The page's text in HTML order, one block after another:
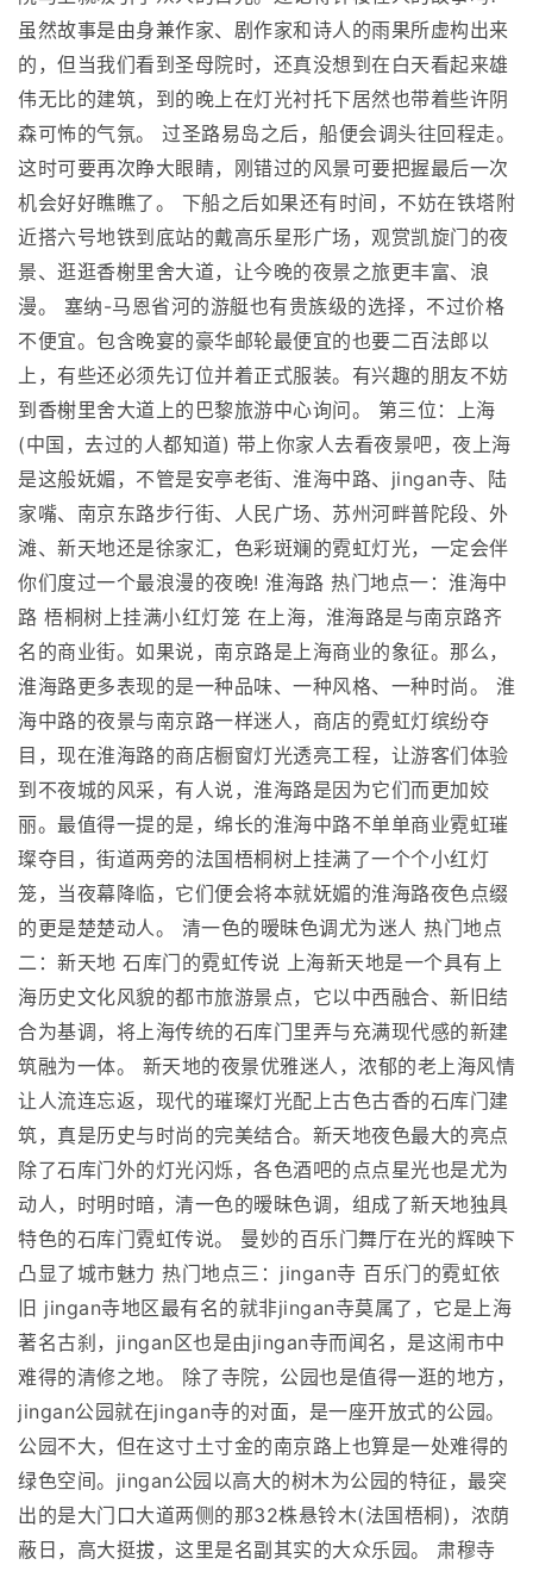
虽然故事是由身兼作家、剧作家和诗人的雨果所虚构出来
的，但当我们看到圣母院时，还真没想到在白天看起来雄
伟无比的建筑，到的晚上在灯光衬托下居然也带着些许阴
森可怖的气氛。 过圣路易岛之后，船便会调头往回程走。
这时可要再次睁大眼睛，刚错过的风景可要把握最后一次
机会好好瞧瞧了。 下船之后如果还有时间，不妨在铁塔附
近搭六号地铁到底站的戴高乐星形广场，观赏凯旋门的夜
景、逛逛香榭里舍大道，让今晚的夜景之旅更丰富、浪
漫。 塞纳-马恩省河的游艇也有贵族级的选择，不过价格
不便宜。包含晚宴的豪华邮轮最便宜的也要二百法郎以
上，有些还必须先订位并着正式服装。有兴趣的朋友不妨
到香榭里舍大道上的巴黎旅游中心询问。 第三位：上海
(中国，去过的人都知道) 带上你家人去看夜景吧，夜上海
是这般妩媚，不管是安亭老街、淮海中路、jingan寺、陆
家嘴、南京东路步行街、人民广场、苏州河畔普陀段、外
滩、新天地还是徐家汇，色彩斑斓的霓虹灯光，一定会伴
你们度过一个最浪漫的夜晚! 淮海路 热门地点一：淮海中
路 梧桐树上挂满小红灯笼 在上海，淮海路是与南京路齐
名的商业街。如果说，南京路是上海商业的象征。那么，
淮海路更多表现的是一种品味、一种风格、一种时尚。 淮
海中路的夜景与南京路一样迷人，商店的霓虹灯缤纷夺
目，现在淮海路的商店橱窗灯光透亮工程，让游客们体验
到不夜城的风采，有人说，淮海路是因为它们而更加姣
丽。最值得一提的是，绵长的淮海中路不单单商业霓虹璀
璨夺目，街道两旁的法国梧桐树上挂满了一个个小红灯
笼，当夜幕降临，它们便会将本就妩媚的淮海路夜色点缀
的更是楚楚动人。 清一色的暧昧色调尤为迷人 热门地点
二：新天地 石库门的霓虹传说 上海新天地是一个具有上
海历史文化风貌的都市旅游景点，它以中西融合、新旧结
合为基调，将上海传统的石库门里弄与充满现代感的新建
筑融为一体。 新天地的夜景优雅迷人，浓郁的老上海风情
让人流连忘返，现代的璀璨灯光配上古色古香的石库门建
筑，真是历史与时尚的完美结合。新天地夜色最大的亮点
除了石库门外的灯光闪烁，各色酒吧的点点星光也是尤为
动人，时明时暗，清一色的暧昧色调，组成了新天地独具
特色的石库门霓虹传说。 曼妙的百乐门舞厅在光的辉映下
凸显了城市魅力 热门地点三：jingan寺 百乐门的霓虹依
旧 jingan寺地区最有名的就非jingan寺莫属了，它是上海
著名古刹，jingan区也是由jingan寺而闻名，是这闹市中
难得的清修之地。 除了寺院，公园也是值得一逛的地方，
jingan公园就在jingan寺的对面，是一座开放式的公园。
公园不大，但在这寸土寸金的南京路上也算是一处难得的
绿色空间。jingan公园以高大的树木为公园的特征，最突
出的是大门口大道两侧的那32株悬铃木(法国梧桐)，浓荫
蔽日，高大挺拔，这里是名副其实的大众乐园。 肃穆寺